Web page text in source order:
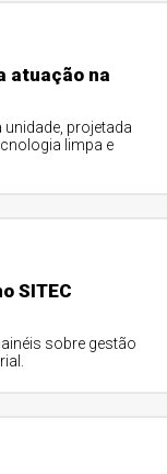
atuação na
projetada
limpa e
SITEC
sobre gestão